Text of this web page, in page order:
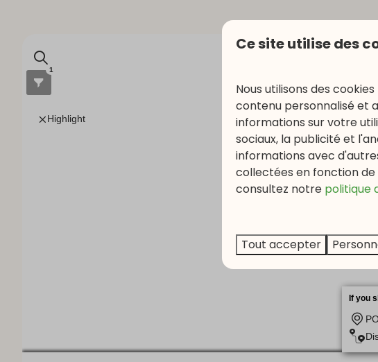
Ce site utilise des
Nous utilisons des
contenu personnalisé et
informations sur votre
sociaux, la publicité et
informations avec
collectées en fonction de
consultez notre politique
Tout accepter